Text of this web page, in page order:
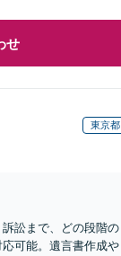
せ
東京都
訟まで、どの段階の
可能。遺言書作成や